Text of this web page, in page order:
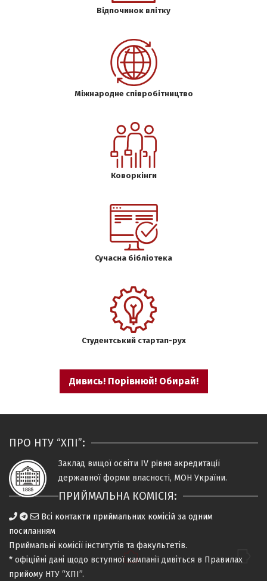
Відпочинок влітку
Міжнародне співробітництво
Коворкінги
Сучасна бібліотека
Студентський стартап-рух
Дивись! Порівнюй! Обирай!
ПРО НТУ “ХПІ”:
Заклад вищої освіти IV рiвня акредитацiї
державної форми власностi, МОН України.
ПРИЙМАЛЬНА КОМІСІЯ:
Всі контакти приймальних комісій за одним
посиланням
Приймальні комісії інститутів та факультетів.
* офіційні дані щодо вступної кампанії дивіться в Правилах
прийому НТУ “ХПІ”.